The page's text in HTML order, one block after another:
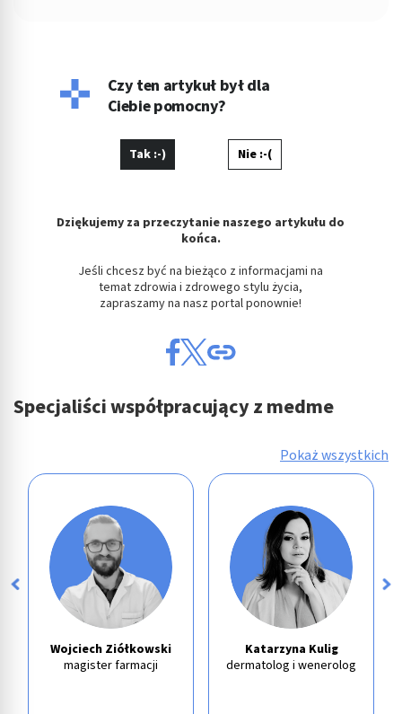
Czy ten artykuł był dla
Ciebie pomocny?
Tak :-) Nie :-(
Dziękujemy za przeczytanie naszego artykułu do
końca.
Jeśli chcesz być na bieżąco z informacjami na
temat zdrowia i zdrowego stylu życia,
zapraszamy na nasz portal ponownie!
Specjaliści współpracujący z medme
Pokaż wszystkich
Wojciech Ziółkowski
magister farmacji
Katarzyna Kulig
dermatolog i wenerolog